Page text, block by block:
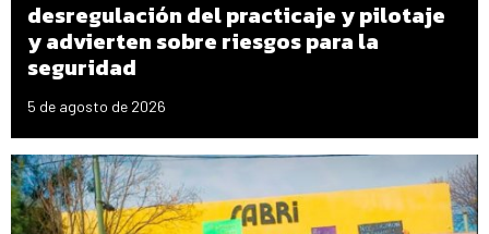
desregulación del practicaje y pilotaje
y advierten sobre riesgos para la
seguridad
5 de agosto de 2026